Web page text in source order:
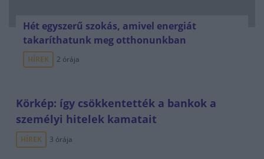
Hét egyszerű szokás, amivel energiát
takaríthatunk meg otthonunkban
HÍREK 2 órája
Körkép: így csökkentették a bankok a
személyi hitelek kamatait
HÍREK 3 órája